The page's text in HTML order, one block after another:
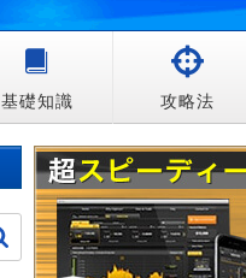
基礎知識 攻略法